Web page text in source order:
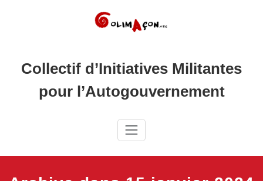
Collectif d’Initiatives Militantes
pour l’Autogouvernement